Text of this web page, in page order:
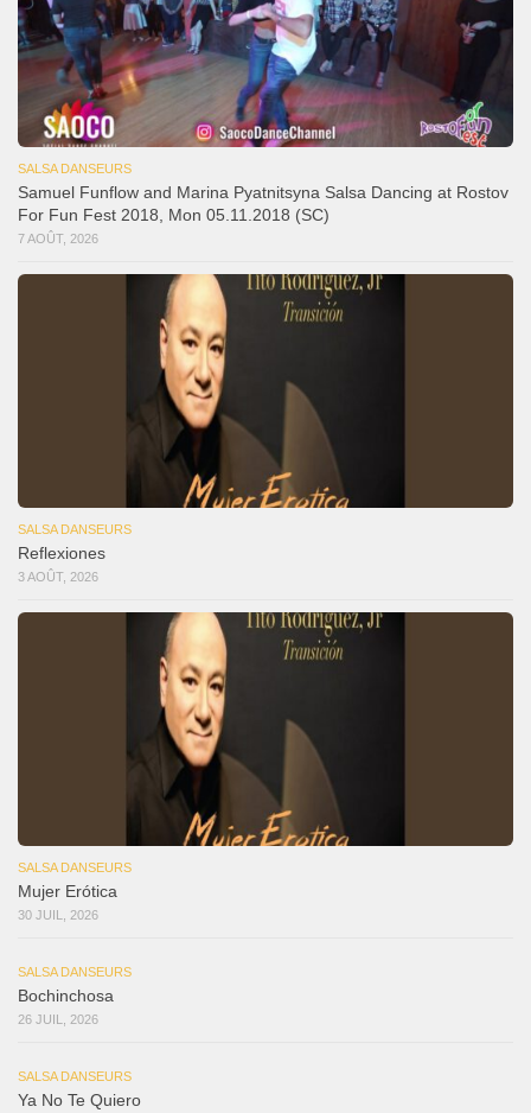
SALSA DANSEURS
Samuel Funflow and Marina Pyatnitsyna Salsa Dancing at Rostov
For Fun Fest 2018, Mon 05.11.2018 (SC)
7 AOÛT, 2026
SALSA DANSEURS
Reflexiones
3 AOÛT, 2026
SALSA DANSEURS
Mujer Erótica
30 JUIL, 2026
SALSA DANSEURS
Bochinchosa
26 JUIL, 2026
SALSA DANSEURS
Ya No Te Quiero